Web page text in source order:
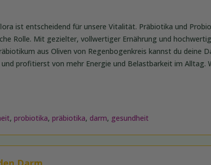
ist entscheidend für unsere Vitalität. Präbiotika und
Rolle. Mit gezielter, vollwertiger Ernährung und
aus Oliven von Regenbogenkreis kannst du deine
profitierst von mehr Energie und Belastbarkeit im Alltag.
,probiotika,präbiotika, darm, gesundheit